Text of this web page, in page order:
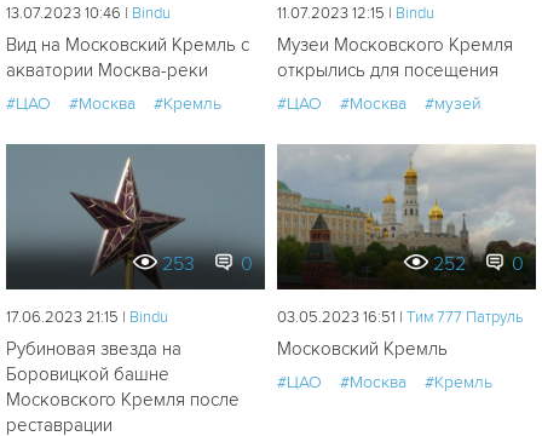
13.07.2023 10:46 | Bindu
Вид на Московский Кремль с
акватории Москва-реки
#ЦАО #Москва #Кремль
11.07.2023 12:15 | Bindu
Музеи Московского Кремля
открылись для посещения
#ЦАО #Москва #музей
253 0
17.06.2023 21:15 | Bindu
Рубиновая звезда на
Боровицкой башне
Московского Кремля после
реставрации
252 0
03.05.2023 16:51 | Tим 777 Патруль
Московский Кремль
#ЦАО #Москва #Кремль